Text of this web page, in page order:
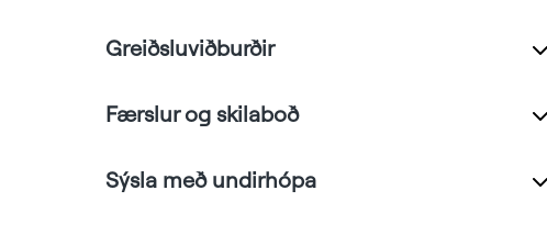
Greiðsluviðburðir
Færslur og skilaboð
Sýsla með undirhópa